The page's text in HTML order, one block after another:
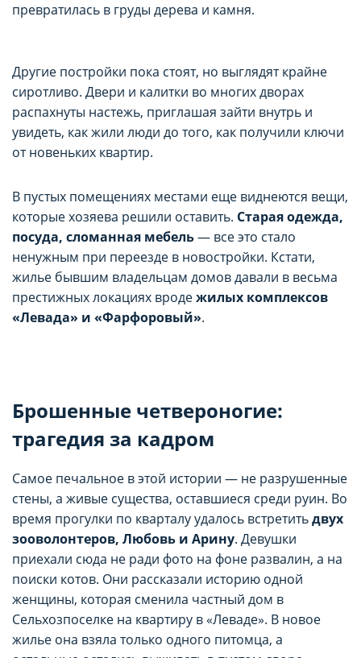
превратилась в груды дерева и камня.
Другие постройки пока стоят, но выглядят крайне
сиротливо. Двери и калитки во многих дворах
распахнуты настежь, приглашая зайти внутрь и
увидеть, как жили люди до того, как получили ключи
от новеньких квартир.
В пустых помещениях местами еще виднеются вещи,
которые хозяева решили оставить. Старая одежда,
посуда, сломанная мебель— все это стало
ненужным при переезде в новостройки. Кстати,
жилье бывшим владельцам домов давали в весьма
престижных локациях вродежилых комплексов
«Левада» и «Фарфоровый».
Брошенные четвероногие:
трагедия за кадром
Самое печальное в этой истории — не разрушенные
стены, а живые существа, оставшиеся среди руин. Во
время прогулки по кварталу удалось встретитьдвух
зооволонтеров, Любовь и Арину. Девушки
приехали сюда не ради фото на фоне развалин, а на
поиски котов. Они рассказали историю одной
женщины, которая сменила частный дом в
Сельхозпоселке на квартиру в «Леваде». В новое
жилье она взяла только одного питомца, а